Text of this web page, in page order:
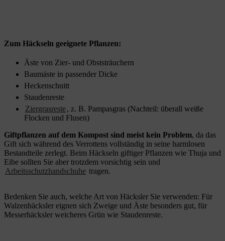
Zum Häckseln geeignete Pflanzen:
Äste von Zier- und Obststräuchern
Baumäste in passender Dicke
Heckenschnitt
Staudenreste
Ziergrasreste, z. B. Pampasgras (Nachteil: überall weiße
Flocken und Flusen)
Giftpflanzen auf dem Kompost sind meist kein Problem, da das
Gift sich während des Verrottens vollständig in seine harmlosen
Bestandteile zerlegt. Beim Häckseln giftiger Pflanzen wie Thuja und
Eibe sollten Sie aber trotzdem vorsichtig sein und
Arbeitsschutzhandschuhe tragen.
Bedenken Sie auch, welche Art von Häcksler Sie verwenden: Für
Walzenhäcksler eignen sich Zweige und Äste besonders gut, für
Messerhäcksler weicheres Grün wie Staudenreste.